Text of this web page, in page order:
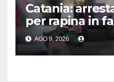
Catania:
per rapina in
AGO 9, 2026